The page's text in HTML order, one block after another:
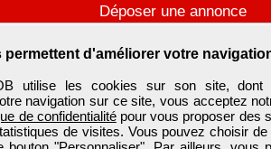
permettent d'améliorer votre
utilise les cookies sur son site, dont
navigation sur ce site, vous acceptez
de confidentialitépour vous proposer des
de visites. Vous pouvez choisir
Déposer une annonce